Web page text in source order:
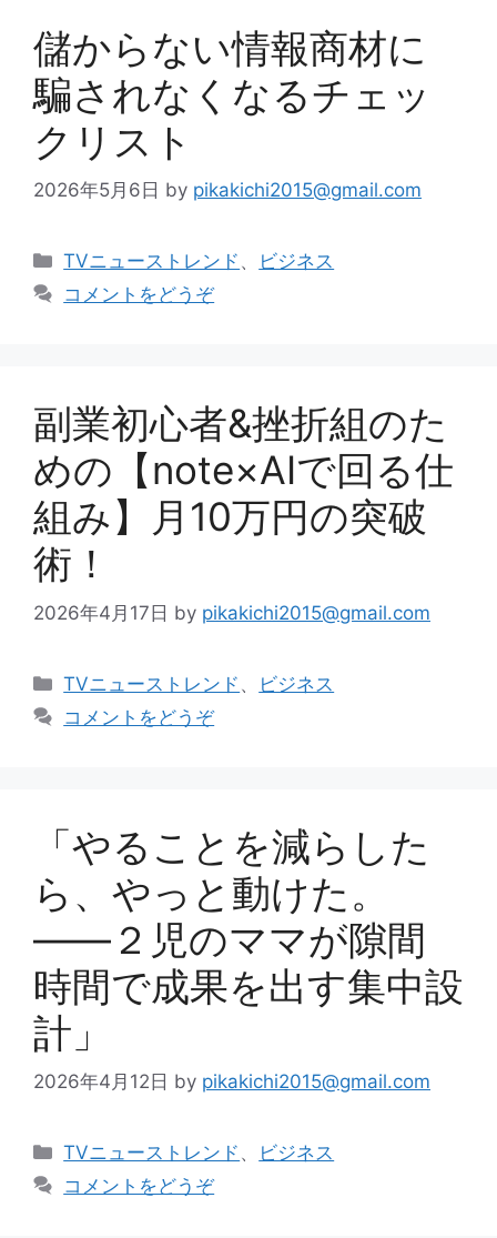
儲からない情報商材に
騙されなくなるチェッ
クリスト
2026年5月6日 by pikakichi2015@gmail.com
カ
テ
TVニューストレンド 、
ビジネス
コメントをどうぞ
副業初心者&挫折組のた
めの【note×AIで回る仕
組み】月10万円の突破
術！
2026年4月17日 by pikakichi2015@gmail.com
カ
TVニューストレンド 、
ビジネス
コメントをどうぞ
「やることを減らした
ら、やっと動けた。
——２児のママが隙間
時間で成果を出す集中設
計」
2026年4月12日 by pikakichi2015@gmail.com
カ
テ
TVニューストレンド 、
ビジネス
コメントをどうぞ